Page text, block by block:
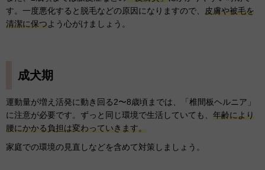
す。一度悪化すると脱毛などの原因になりますので、 皮膚や被毛を
清潔に保つよう心がけましょう。
成犬期
運動量が増え活発に動き回る2〜8歳頃までは、「椎間板ヘルニア」
に注意が必要です。ずっと同じ環境で生活していても、 年齢により
腰にかかる負担は変わっていきます。
家庭での環境の見直しなどを含めて対策しましょう。